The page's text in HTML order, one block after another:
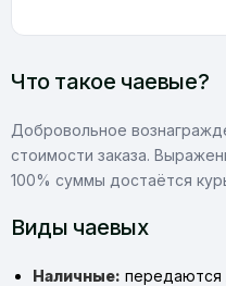
Что такое чаевые?
Добровольное
стоимости заказа.
100% суммы достаётся
Виды чаевых
Наличные: передаются